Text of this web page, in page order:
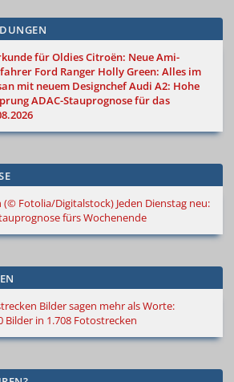
für OldiesCitroën: Neue Ami-
Ford Ranger Holly Green: Alles im
mit neuem DesignchefAudi A2: Hohe
ADAC-Stauprognose für das
Jeden Dienstag neu:
fürs Wochenende
Bilder sagen mehr als Worte:
Bilder in 1.708 Fotostrecken